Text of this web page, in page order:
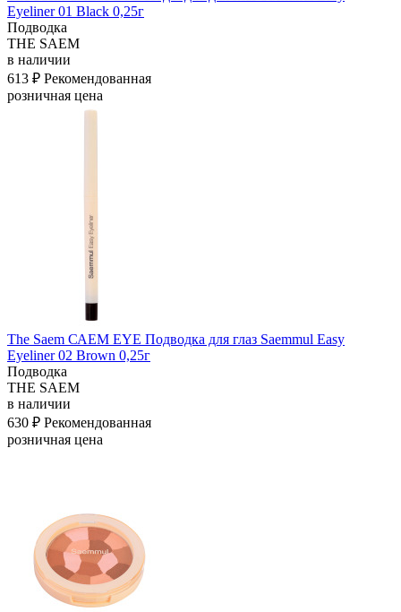
Eyeliner 01 Black 0,25г
Подводка
THE SAEM
в наличии
613 ₽ Рекомендованная
розничная цена
The Saem САЕМ EYE Подводка для глаз Saemmul Easy
Eyeliner 02 Brown 0,25г
Подводка
THE SAEM
в наличии
630 ₽ Рекомендованная
розничная цена